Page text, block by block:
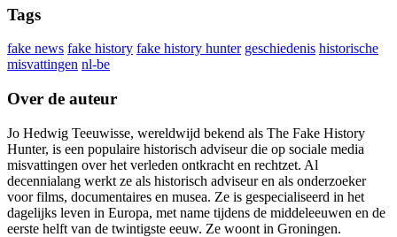
Tags
fake news fake history fake history hunter geschiedenis historische
misvattingen nl-be
Over de auteur
Jo Hedwig Teeuwisse, wereldwijd bekend als The Fake History
Hunter, is een populaire historisch adviseur die op sociale media
misvattingen over het verleden ontkracht en rechtzet. Al
decennialang werkt ze als historisch adviseur en als onderzoeker
voor films, documentaires en musea. Ze is gespecialiseerd in het
dagelijks leven in Europa, met name tijdens de middeleeuwen en de
eerste helft van de twintigste eeuw. Ze woont in Groningen.